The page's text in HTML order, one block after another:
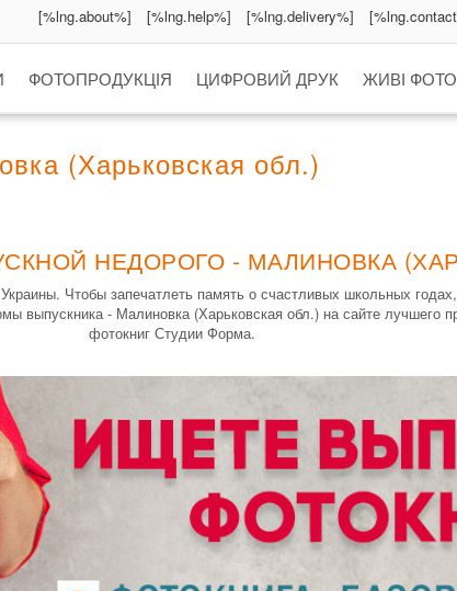
[%lng.about%] [%lng.help%] [%lng.delivery%]
ФОТОПРОДУКЦІЯ ЦИФРОВИЙ ДРУК ЖИВІ ФОТО
(Харьковская обл.)
НЕДОРОГО - МАЛИНОВКА
Чтобы запечатлеть память о счастливых школьных
выпускника - Малиновка (Харьковская обл.) на сайте лучшего
фотокниг Студии Форма.